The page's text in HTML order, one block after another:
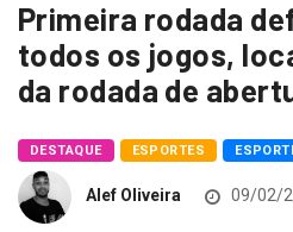
Primeira rodada
todos os jogos,
da rodada de
DESTAQUE ESPORTES
Alef Oliveira 09/02/